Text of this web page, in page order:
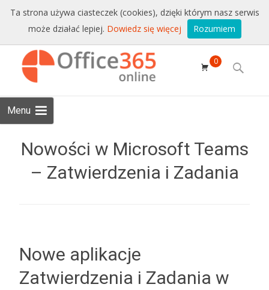
Sprzedaż i wsparcie:+48 228771525
Email:sklep@conet.pl
Menu
Skip to
content
0
Search
Nowości w Microsoft Teams
– Zatwierdzenia i Zadania
Nowe aplikacje
Zatwierdzenia i Zadania w
Ta strona używa ciasteczek (cookies), dzięki którym nasz serwis
może działać lepiej. Dowiedz się więcej Rozumiem